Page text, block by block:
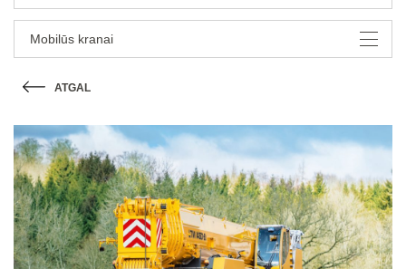
NAUDOTA LIEBHERR TECHNIKA
KARJEROS GALIMYBĖS
Mobilūs kranai
ATGAL